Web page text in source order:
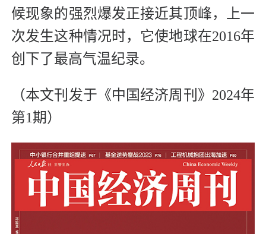
候现象的强烈爆发正接近其顶峰，上一
次发生这种情况时，它使地球在2016年
创下了最高气温纪录。
（本文刊发于《中国经济周刊》2024年
第1期）